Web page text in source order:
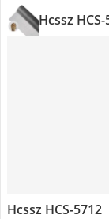
Hcssz
Hcssz HCS-5712